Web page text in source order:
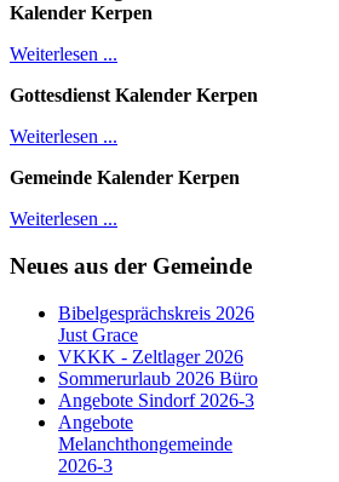
Kalender Kerpen
Weiterlesen ...
Gottesdienst Kalender Kerpen
Weiterlesen ...
Gemeinde Kalender Kerpen
Weiterlesen ...
Neues aus der Gemeinde
Bibelgesprächskreis 2026
Just Grace
VKKK - Zeltlager 2026
Sommerurlaub 2026 Büro
Angebote Sindorf 2026-3
Angebote
Melanchthongemeinde
2026-3